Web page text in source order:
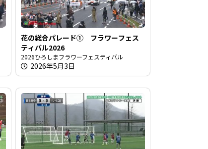
花の総合パレード① フラワーフェス
ティバル2026
2026ひろしまフラワーフェスティバル
2026年5月3日